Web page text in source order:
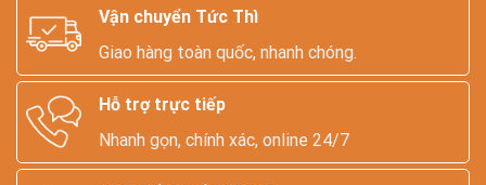
Vận chuyển Tức Thì
Giao hàng toàn quốc, nhanh chóng.
Hỗ trợ trực tiếp
Nhanh gọn, chính xác, online 24/7